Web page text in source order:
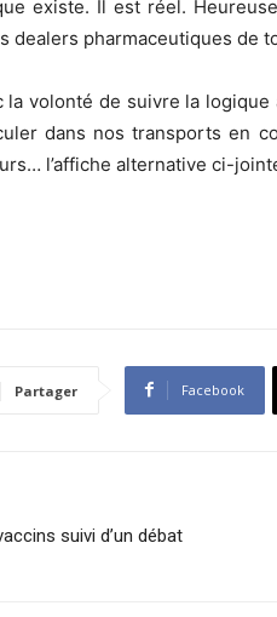
existe. Il est réel.
dealers pharmaceutiques de
la volonté de suivre la
dans nos transports en
l’affiche alternative ci-
Partager Facebook
suivi d’un débat